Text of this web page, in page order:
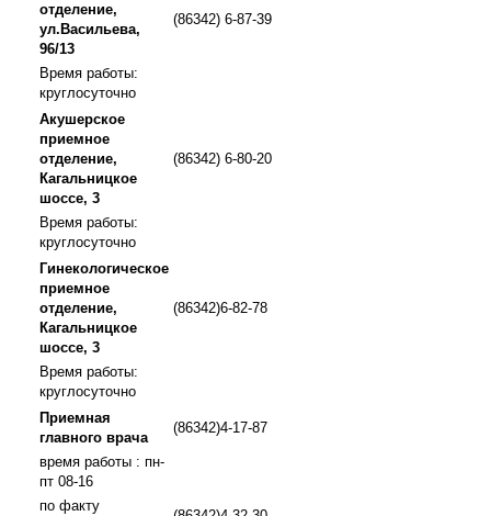
отделение,
ул.Васильева,
96/13
(86342) 6-87-39
Время работы:
круглосуточно
Акушерское
приемное
отделение,
Кагальницкое
шоссе, 3
(86342) 6-80-20
Время работы:
круглосуточно
Гинекологическое
приемное
отделение,
Кагальницкое
шоссе, 3
(86342)6-82-78
Время работы:
круглосуточно
Приемная
главного врача
(86342)4-17-87
время работы : пн-
пт 08-16
по факту